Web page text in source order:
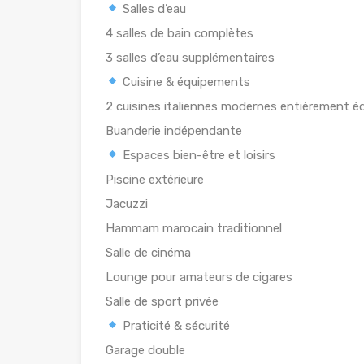
Salles d’eau
4 salles de bain complètes
3 salles d’eau supplémentaires
Cuisine & équipements
2 cuisines italiennes modernes entièrement
Buanderie indépendante
Espaces bien-être et loisirs
Piscine extérieure
Jacuzzi
Hammam marocain traditionnel
Salle de cinéma
Lounge pour amateurs de cigares
Salle de sport privée
Praticité & sécurité
Garage double